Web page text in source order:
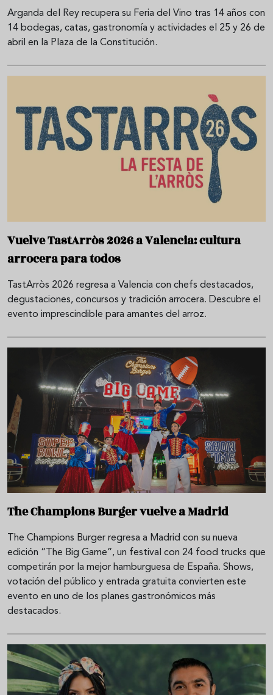
Arganda del Rey recupera su Feria del Vino tras 14 años con
14 bodegas, catas, gastronomía y actividades el 25 y 26 de
abril en la Plaza de la Constitución.
Vuelve TastArròs 2026 a Valencia: cultura
arrocera para todos
TastArròs 2026 regresa a Valencia con chefs destacados,
degustaciones, concursos y tradición arrocera. Descubre el
evento imprescindible para amantes del arroz.
The Champions Burger vuelve a Madrid
The Champions Burger regresa a Madrid con su nueva
edición “The Big Game”, un festival con 24 food trucks que
competirán por la mejor hamburguesa de España. Shows,
votación del público y entrada gratuita convierten este
evento en uno de los planes gastronómicos más
destacados.